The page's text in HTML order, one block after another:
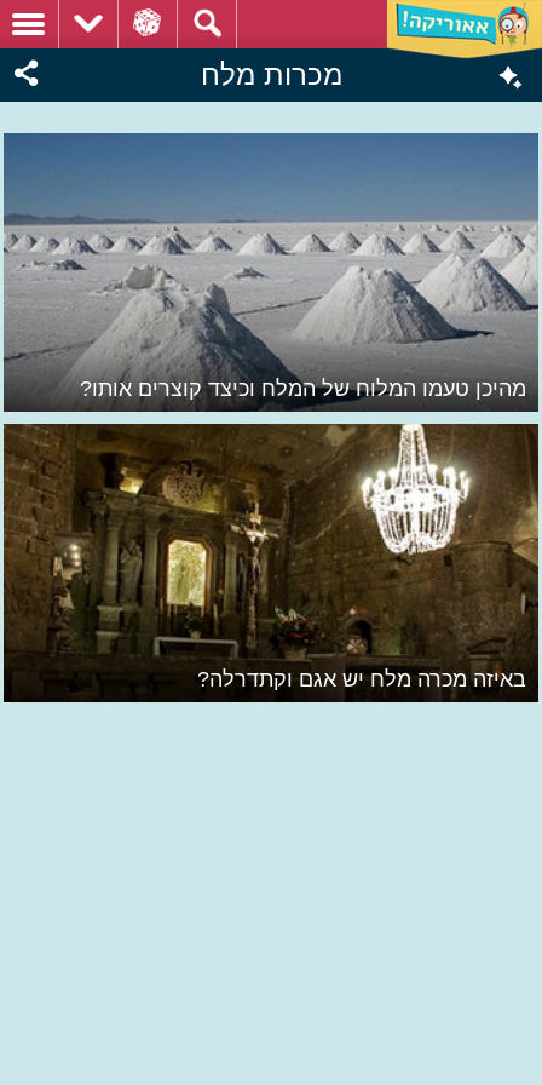
מכרות מלח
מהיכן טעמו המלוח של המלח וכיצד קוצרים אותו?
באיזה מכרה מלח יש אגם וקתדרלה?